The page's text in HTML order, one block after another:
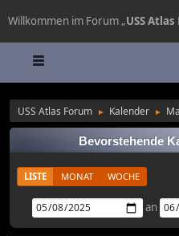
Willkommen im Forum „USS
USS Atlas Forum ► Kalender ►
Bevorstehende
LISTE MONAT WOCHE
an